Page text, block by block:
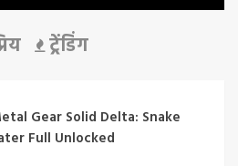
ट्रेंडिंग
Gear Solid Delta: Snake
Full Unlocked